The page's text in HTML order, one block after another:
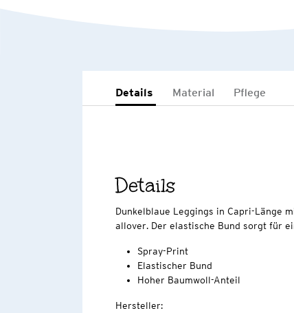
Details Material Pflege
Details
Dunkelblaue Leggings in Capri-Länge
allover. Der elastische Bund sorgt für
Spray-Print
Elastischer Bund
Hoher Baumwoll-Anteil
Hersteller: